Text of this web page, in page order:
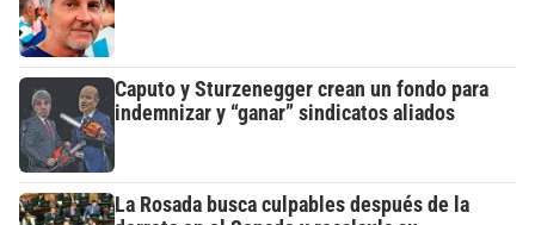
Caputo y Sturzenegger crean un fondo para
indemnizar y “ganar” sindicatos aliados
La Rosada busca culpables después de la